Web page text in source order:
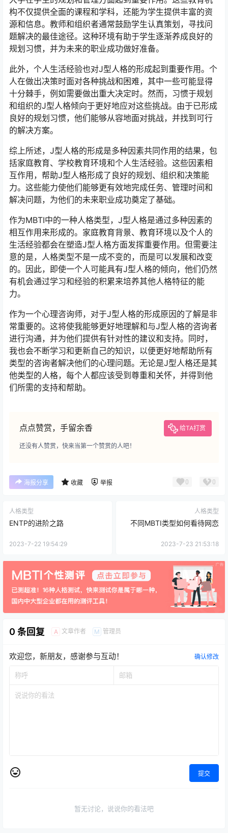
构不仅提供全面的课程和学科，还能为学生提供丰富的资
源和信息。教师和组织者通常鼓励学生认真策划，寻找问
题解决的最佳途径。这种环境有助于学生逐渐养成良好的
规划习惯，并为未来的职业成功做好准备。
此外，个人生活经验也对J型人格的形成起到重要作用。个
人在做出决策时面对各种挑战和困难，其中一些可能显得
十分棘手，例如需要做出重大决定时。然而，习惯于规划
和组织的J型人格倾向于更好地应对这些挑战。由于已形成
良好的规划习惯，他们能够从容地面对挑战，并找到可行
的解决方案。
综上所述，J型人格的形成是多种因素共同作用的结果，包
括家庭教育、学校教育环境和个人生活经验。这些因素相
互作用，帮助J型人格形成了良好的规划、组织和决策能
力。这些能力使他们能够更有效地完成任务、管理时间和
解决问题，为他们的未来职业成功奠定了基础。
作为MBTI中的一种人格类型，J型人格是通过多种因素的
相互作用来形成的。家庭教育背景、教育环境以及个人的
生活经验都会在塑造J型人格方面发挥重要作用。但需要注
意的是，人格类型不是一成不变的，而是可以发展和改变
的。因此，即使一个人可能具有J型人格的倾向，他们仍然
有机会通过学习和经验的积累来培养其他人格特征的能
力。
作为一个心理咨询师，对于J型人格的形成原因的了解是非
常重要的。这将使我能够更好地理解和与J型人格的咨询者
进行沟通，并为他们提供有针对性的建议和支持。同时，
我也会不断学习和更新自己的知识，以便更好地帮助所有
类型的咨询者解决他们的心理问题。无论是J型人格还是其
他类型的人格，每个人都应该受到尊重和关怀，并得到他
们所需的支持和帮助。
点点赞赏，手留余香 给TA打赏
还没有人赞赏，快来当第一个赞赏的人吧！
海报分享 收藏 举报 0 0
人格类型
ENTP的进阶之路
2023-7-22 19:54:29
人格类型
不同MBTI类型如何看待网恋
2023-7-23 21:53:18
0 条回复 A 文章作者 M 管理员
欢迎您，新朋友，感谢参与互动！ 确认修改
提交
暂无讨论，说说你的看法吧